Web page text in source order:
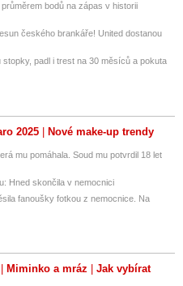
bodů na zápas v historii
českého brankáře! United dostanou
padl i trest na 30 měsíců a pokuta
2025 Nové make-up trendy
mu pomáhala. Soud mu potvrdil 18 let
Hned skončila v nemocnici
fanoušky fotkou z nemocnice. Na
Miminko a mráz
Jak vybírat